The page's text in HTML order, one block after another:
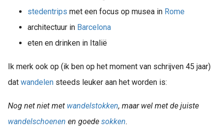
stedentrips met een focus op musea in Rome
architectuur in Barcelona
eten en drinken in Italië
Ik merk ook op (ik ben op het moment van schrijven 45 jaar)
dat wandelen steeds leuker aan het worden is:
Nog net niet met wandelstokken, maar wel met de juiste
wandelschoenen en goede sokken.